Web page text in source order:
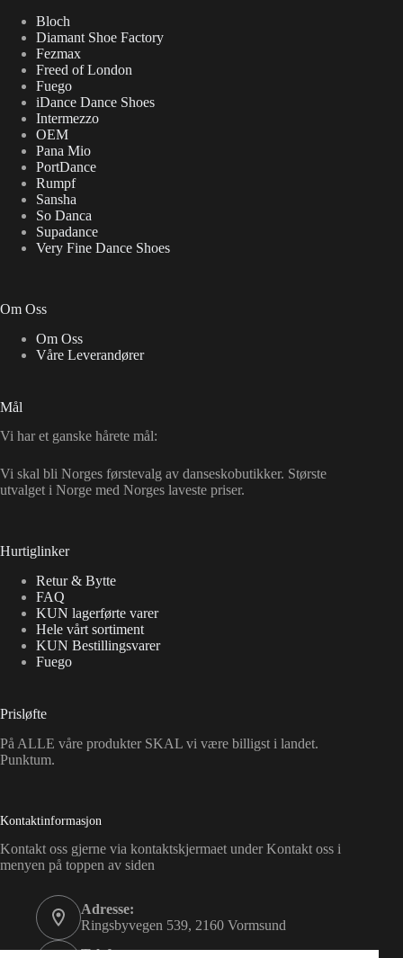
Bloch
Diamant Shoe Factory
Fezmax
Freed of London
Fuego
iDance Dance Shoes
Intermezzo
OEM
Pana Mio
PortDance
Rumpf
Sansha
So Danca
Supadance
Very Fine Dance Shoes
Om Oss
Om Oss
Våre Leverandører
Mål
Vi har et ganske hårete mål:
Vi skal bli Norges førstevalg av danseskobutikker. Største
utvalget i Norge med Norges laveste priser.
Hurtiglinker
Retur & Bytte
FAQ
KUN lagerførte varer
Hele vårt sortiment
KUN Bestillingsvarer
Fuego
Prisløfte
På ALLE våre produkter SKAL vi være billigst i landet.
Punktum.
Kontaktinformasjon
Kontakt oss gjerne via kontaktskjermaet under Kontakt oss i
menyen på toppen av siden
Adresse:
Ringsbyvegen 539, 2160 Vormsund
Telefon: